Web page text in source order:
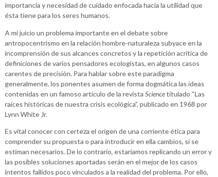
importancia y necesidad de cuidado enfocada hacia la utilidad que
ésta tiene para los seres humanos.
A mi juicio un problema importante en el debate sobre
antropocentrismo en la relación hombre-naturaleza subyace en la
incomprensión de sus alcances concretos y la repetición acrítica de
definiciones de varios pensadores ecologistas, en algunos casos
carentes de precisión. Para hablar sobre este paradigma
generalmente, los ponentes asumen de forma dogmática las ideas
contenidas en un famoso artículo de la revista Sciencetitulado “Las
raíces históricas de nuestra crisis ecológica”, publicado en 1968 por
Lynn White Jr.
Es vital conocer con certeza el origen de una corriente ética para
comprender su propuesta o para introducir en ella cambios, si se
estiman necesarios. De lo contrario, estaríamos replicando un error y
las posibles soluciones aportadas serán en el mejor de los casos
intentos fallidos poco vinculados a la realidad del problema. Por ello,